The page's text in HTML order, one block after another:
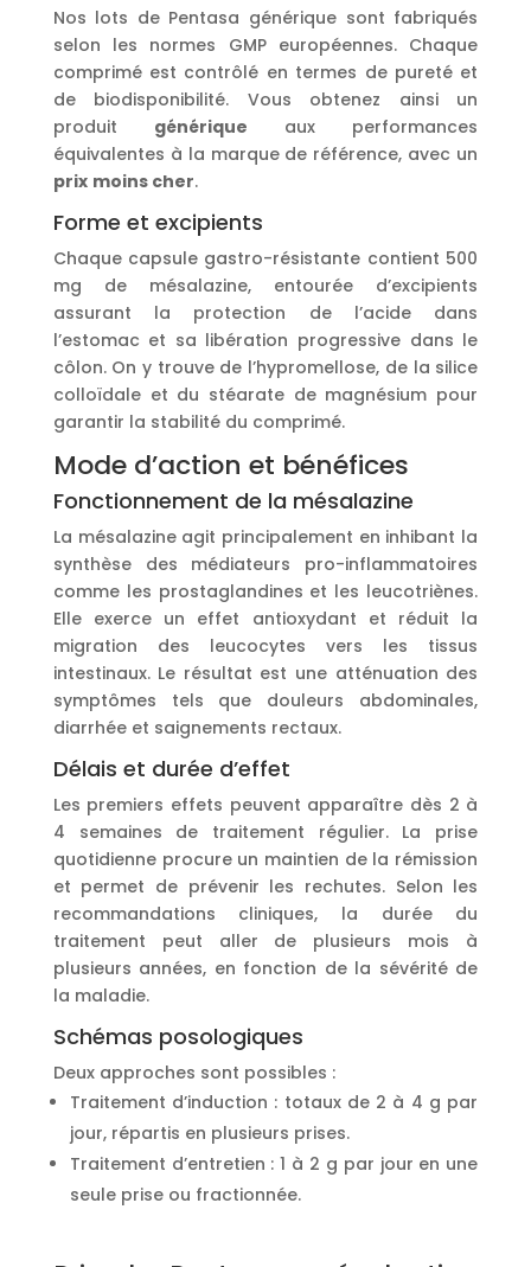
Nos lots de Pentasa générique sont fabriqués
selon les normes GMP européennes. Chaque
comprimé est contrôlé en termes de pureté et
de biodisponibilité. Vous obtenez ainsi un
produit générique aux performances
équivalentes à la marque de référence, avec un
prix moins cher.
Forme et excipients
Chaque capsule gastro-résistante contient 500
mg de mésalazine, entourée d’excipients
assurant la protection de l’acide dans
l’estomac et sa libération progressive dans le
côlon. On y trouve de l’hypromellose, de la silice
colloïdale et du stéarate de magnésium pour
garantir la stabilité du comprimé.
Mode d’action et bénéfices
Fonctionnement de la mésalazine
La mésalazine agit principalement en inhibant la
synthèse des médiateurs pro-inflammatoires
comme les prostaglandines et les leucotriènes.
Elle exerce un effet antioxydant et réduit la
migration des leucocytes vers les tissus
intestinaux. Le résultat est une atténuation des
symptômes tels que douleurs abdominales,
diarrhée et saignements rectaux.
Délais et durée d’effet
Les premiers effets peuvent apparaître dès 2 à
4 semaines de traitement régulier. La prise
quotidienne procure un maintien de la rémission
et permet de prévenir les rechutes. Selon les
recommandations cliniques, la durée du
traitement peut aller de plusieurs mois à
plusieurs années, en fonction de la sévérité de
la maladie.
Schémas posologiques
Deux approches sont possibles :
Traitement d’induction : totaux de 2 à 4 g par
jour, répartis en plusieurs prises.
Traitement d’entretien : 1 à 2 g par jour en une
seule prise ou fractionnée.